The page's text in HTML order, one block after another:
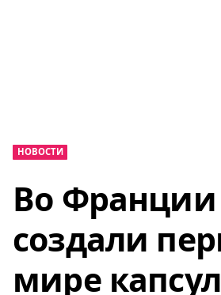
НОВОСТИ
Во Франции
создали
мире